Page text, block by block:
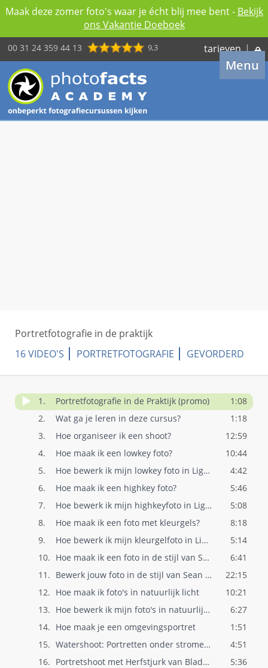
Maak deze zomer foto's waar je écht blij mee bent - Bekijk
ons Vakantie Doeboek
00 31 24 359 44 13 9,3 tarieven |
Menu
Portretfotografie in de praktijk
16 VIDEO'S
PORTRETFOTOGRAFIE GEVORDERD
1. Portretfotografie in de Praktijk (promo)
1:08
2.
Wat ga je leren in deze cursus?
1:18
3.
Hoe organiseer ik een shoot?
12:59
4.
Hoe maak ik een lowkey foto?
10:44
5.
Hoe bewerk ik mijn lowkey foto in Lightr..
4:42
6.
Hoe maak ik een highkey foto?
5:46
7.
Hoe bewerk ik mijn highkeyfoto in Lightr..
5:08
8.
Hoe maak ik een foto met kleurgels?
8:18
9.
Hoe bewerk ik mijn kleurgelfoto in Light..
5:14
10.
Hoe maak ik een foto in de stijl van Sea..
6:41
11.
Bewerk jouw foto in de stijl van Sean Ar..
22:15
12. Hoe maak ik foto's in natuurlijk licht
10:21
13.
Hoe bewerk ik mijn foto's in natuurlijk ..
6:27
14. Hoe maak je een omgevingsportret
1:51
15.
Watershoot: Portretten onder stromend wa..
4:51
16.
Portretshoot met Herfstjurk van Bladeren 5:36